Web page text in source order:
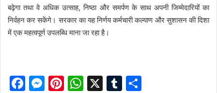
बढ़ेगा तथा वे अधिक उत्साह, निष्ठा और समर्पण के साथ अपनी जिम्मेदारियों का
निर्वहन कर सकेंगे। सरकार का यह निर्णय कर्मचारी कल्याण और सुशासन की दिशा
में एक महत्वपूर्ण उपलब्धि माना जा रहा है।
F
M Pi W X
T